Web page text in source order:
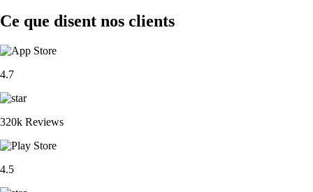
Ce que disent nos clients
4.7
320k Reviews
4.5